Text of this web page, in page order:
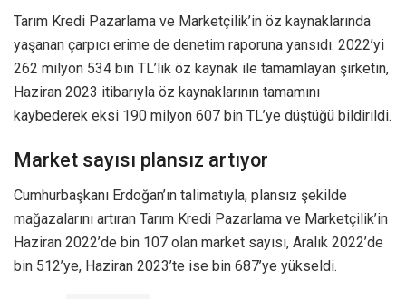
Tarım Kredi Pazarlama ve Marketçilik’in öz kaynaklarında
yaşanan çarpıcı erime de denetim raporuna yansıdı. 2022’yi
262 milyon 534 bin TL’lik öz kaynak ile tamamlayan şirketin,
Haziran 2023 itibarıyla öz kaynaklarının tamamını
kaybederek eksi 190 milyon 607 bin TL’ye düştüğü bildirildi.
Market sayısı plansız artıyor
Cumhurbaşkanı Erdoğan’ın talimatıyla, plansız şekilde
mağazalarını artıran Tarım Kredi Pazarlama ve Marketçilik’in
Haziran 2022’de bin 107 olan market sayısı, Aralık 2022’de
bin 512’ye, Haziran 2023’te ise bin 687’ye yükseldi.